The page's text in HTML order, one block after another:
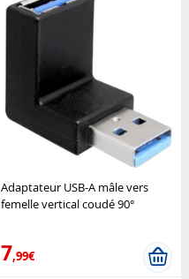
Adaptateur USB-A mâle vers
femelle vertical coudé 90°
7,99€